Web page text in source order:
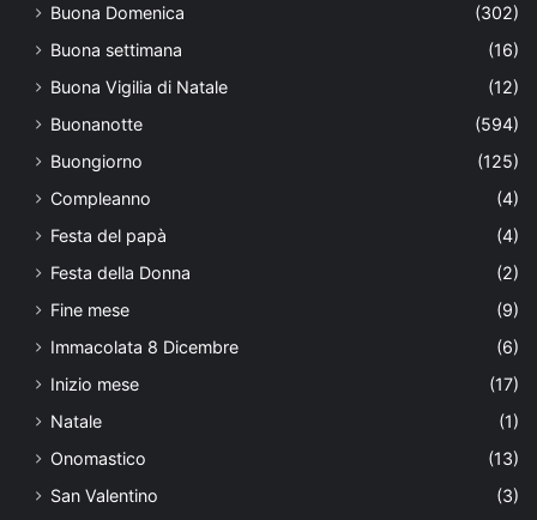
Buona Domenica
(302)
Buona settimana
(16)
Buona Vigilia di Natale
(12)
Buonanotte
(594)
Buongiorno
(125)
Compleanno
(4)
Festa del papà
(4)
Festa della Donna
(2)
Fine mese
(9)
Immacolata 8 Dicembre
(6)
Inizio mese
(17)
Natale
(1)
Onomastico
(13)
San Valentino
(3)